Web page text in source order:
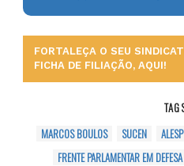
FORTALEÇA O SEU
FICHA DE FILIAÇÃO, AQUI!
MARCOS BOULOS
SUCEN ALESP
FRENTE PARLAMENTAR EM